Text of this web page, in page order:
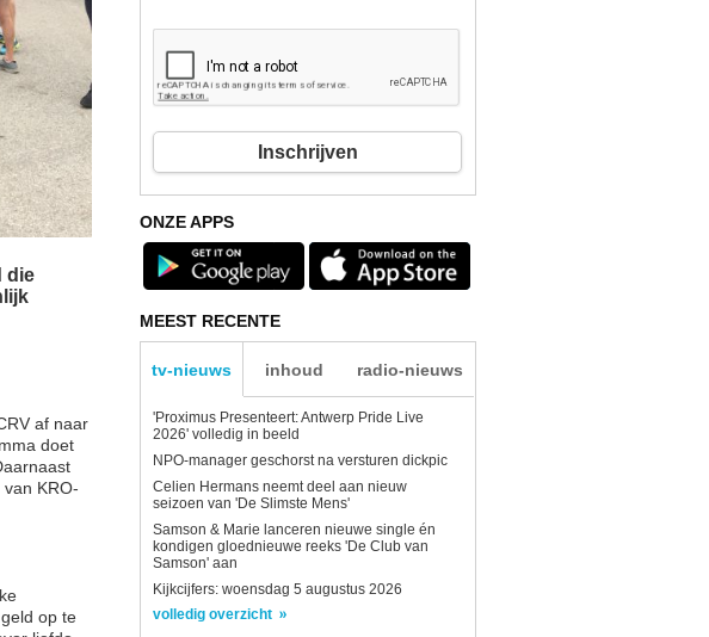
die
af naar
doet
KRO-
op te
Inschrijven
ONZE APPS
MEEST RECENTE
tv-nieuws inhoud radio-nieuws
'Proximus Presenteert: Antwerp Pride Live
2026' volledig in beeld
NPO-manager geschorst na versturen dickpic
Celien Hermans neemt deel aan nieuw
seizoen van 'De Slimste Mens'
Samson & Marie lanceren nieuwe single én
kondigen gloednieuwe reeks 'De Club van
Samson' aan
Kijkcijfers: woensdag 5 augustus 2026
volledig overzicht